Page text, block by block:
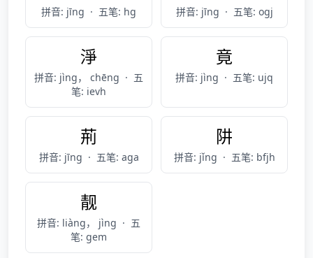
拼音: jīng · 五笔: hg 拼音: jīng · 五笔: ogj
淨
拼音: jìng， chēng · 五
笔: ievh
竟
拼音: jìng · 五笔: ujq
荊
拼音: jīng · 五笔: aga
阱
拼音: jǐng · 五笔: bfjh
靓
拼音: liàng， jìng · 五
笔: gem